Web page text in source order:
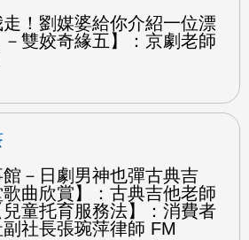
走！劉媒婆給你介紹一位漂
雙姣奇緣五】：京劇老師
館－日劇男神也彈古典吉
曲欣賞】：古典吉他老師
童托育服務法】：消費者
社長張琬萍律師 FM